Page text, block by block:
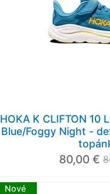
HOKA K CLIFTON 10
Blue/Foggy Night -
80,00 €
Nové